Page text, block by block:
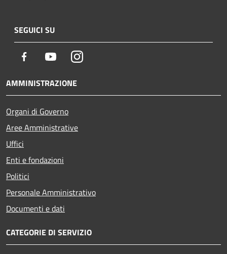
SEGUICI SU
Facebook YoutubeInstagram
AMMINISTRAZIONE
Organi di Governo
Aree Amministrative
Uffici
Enti e fondazioni
Politici
Personale Amministrativo
Documenti e dati
CATEGORIE DI SERVIZIO